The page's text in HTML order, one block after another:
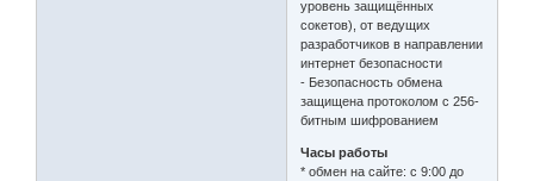
уровень защищённых
cокетов), от ведущих
разработчиков в направлении
интернет безопасности
- Безопасность обмена
защищена протоколом с 256-
битным шифрованием
Часы работы
* обмен на сайте: с 9:00 до